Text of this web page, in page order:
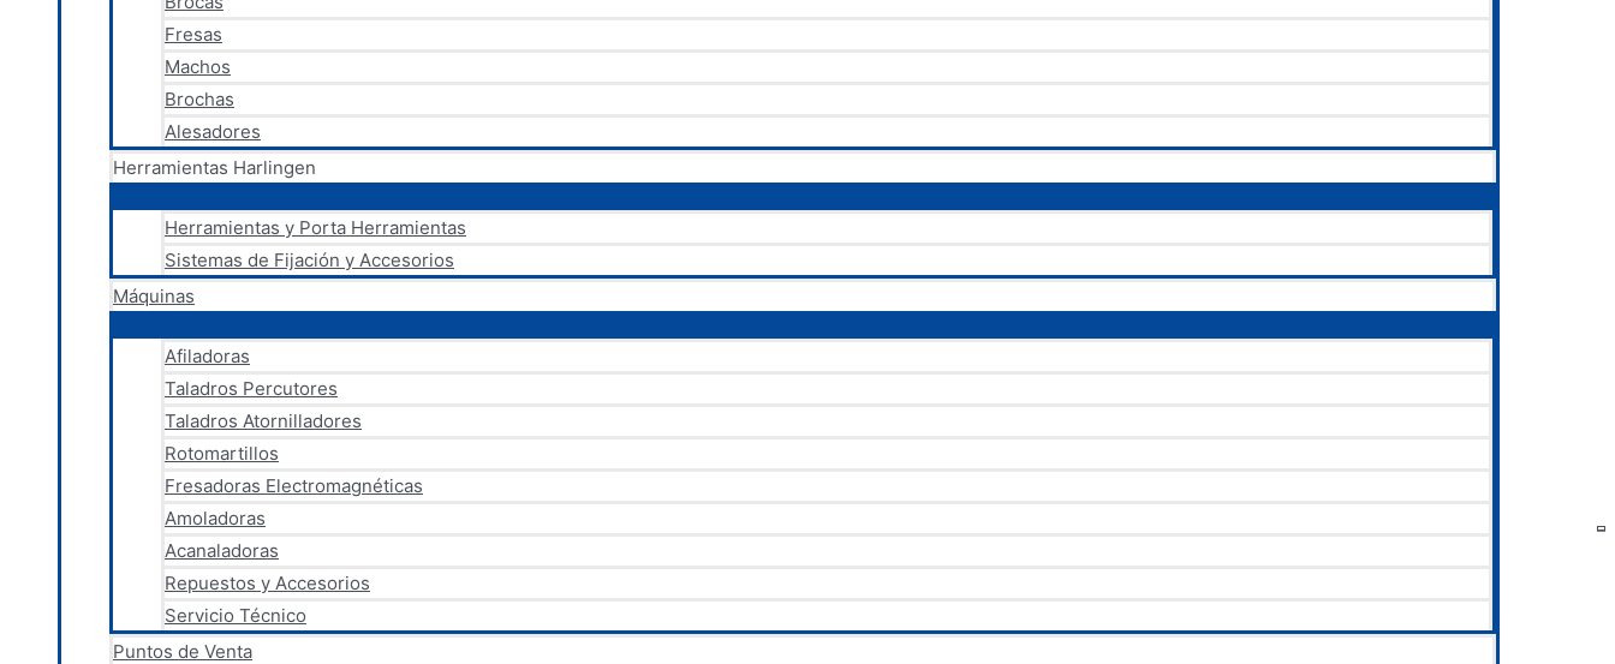
Fresas
Machos
Brochas
Alesadores
Herramientas Harlingen
Herramientas y Porta Herramientas
Sistemas de Fijación y Accesorios
Máquinas
Afiladoras
Taladros Percutores
Taladros Atornilladores
Rotomartillos
Fresadoras Electromagnéticas
Amoladoras
Acanaladoras
Repuestos y Accesorios
Servicio Técnico
Puntos de Venta